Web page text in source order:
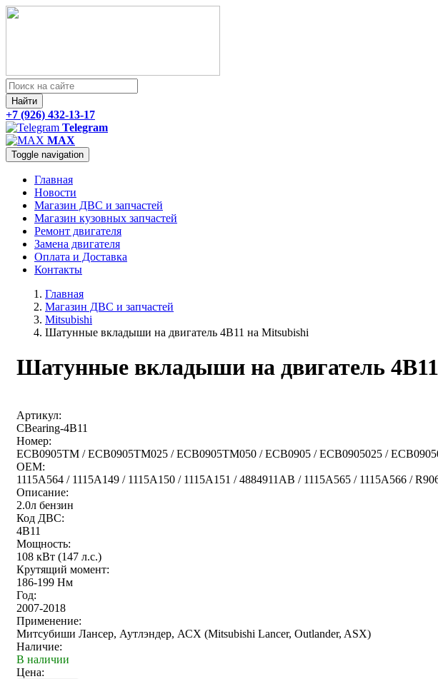
Найти
+7 (926) 432-13-17
Telegram
MAX
Toggle navigation
Главная
Новости
Магазин ДВС и запчастей
Магазин кузовных запчастей
Ремонт двигателя
Замена двигателя
Оплата и Доставка
Контакты
Главная
Магазин ДВС и запчастей
Mitsubishi
Шатунные вкладыши на двигатель 4B11 на Mitsubishi
Шатунные вкладыши на двигатель
Артикул:
CBearing-4B11
Номер:
ECB0905TM / ECB0905TM025 / ECB0905TM050 / ECB0905 / ECB0905025 /
OEM:
1115A564 / 1115A149 / 1115A150 / 1115A151 / 4884911AB / 1115A565 / 1115A566 /
Описание:
2.0л бензин
Код ДВС:
4B11
Мощность:
108 кВт (147 л.с.)
Крутящий момент:
186-199 Нм
Год:
2007-2018
Применение:
Митсубиши Лансер, Аутлэндер, АСХ (Mitsubishi Lancer, Outlander, ASX)
Наличие:
В наличии
Цена: